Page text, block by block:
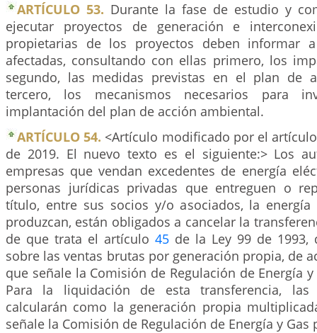
ARTÍCULO 53. Durante la fase de estudio y
ejecutar proyectos de generación e
propietarias de los proyectos deben informar
afectadas, consultando con ellas primero, los
segundo, las medidas previstas en el plan de
tercero, los mecanismos necesarios para
implantación del plan de acción ambiental.
ARTÍCULO 54. <Artículo modificado por el
de 2019. El nuevo texto es el siguiente:> Los
empresas que vendan excedentes de energía
personas jurídicas privadas que entreguen o
título, entre sus socios y/o asociados, la energía
produzcan, están obligados a cancelar la
de que trata el artículo 45 de la Ley 99 de 1993,
sobre las ventas brutas por generación propia, de
que señale la Comisión de Regulación de Energía
Para la liquidación de esta transferencia,
calcularán como la generación propia
señale la Comisión de Regulación de Energía y Gas